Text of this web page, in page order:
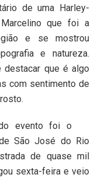
de uma Harley-
que foi a
e se mostrou
e natureza.
destacar que é algo
com sentimento de
evento foi o
São José do Rio
de quase mil
sexta-feira e veio